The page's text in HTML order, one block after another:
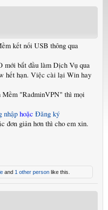
kết nối USB thông qua
mới bắt đầu làm Dịch Vụ qua
hết hạn. Việc cài lại Win hay
Mềm "RadminVPN" thì mọi
nhập hoặc Đăng ký
đơn giản hơn thì cho em xin.
and 1 other person like this.